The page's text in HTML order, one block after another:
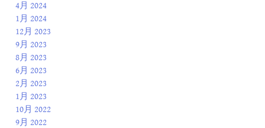
4月 2024
1月 2024
12月 2023
9月 2023
8月 2023
6月 2023
2月 2023
1月 2023
10月 2022
9月 2022